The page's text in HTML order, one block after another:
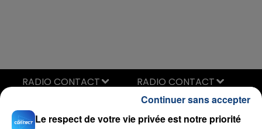
No Broke Boys
DISCO LINES & TINASHE
RADIO CONTACT
Le respect de votre vie privée est notre priorité
Continuer sans accepter